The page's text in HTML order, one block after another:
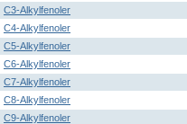
C3-Alkylfenoler
C4-Alkylfenoler
C5-Alkylfenoler
C6-Alkylfenoler
C7-Alkylfenoler
C8-Alkylfenoler
C9-Alkylfenoler